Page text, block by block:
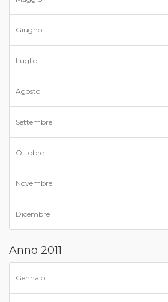
Giugno
Luglio
Agosto
Settembre
Ottobre
Novembre
Dicembre
Anno 2011
Gennaio